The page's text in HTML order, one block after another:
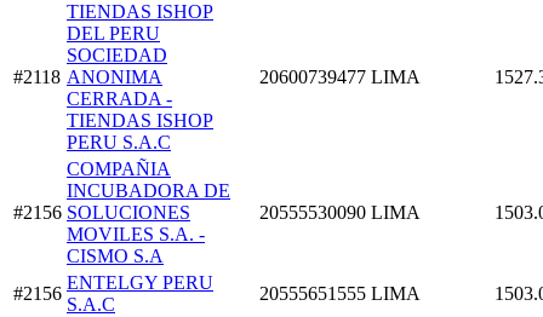
#2118
TIENDAS ISHOP
DEL PERU
SOCIEDAD
ANONIMA
CERRADA -
TIENDAS ISHOP
PERU S.A.C
20600739477 LIMA
#2156
COMPAÑIA
INCUBADORA DE
SOLUCIONES
MOVILES S.A. -
CISMO S.A
20555530090 LIMA
#2156
ENTELGY PERU
S.A.C
20555651555 LIMA